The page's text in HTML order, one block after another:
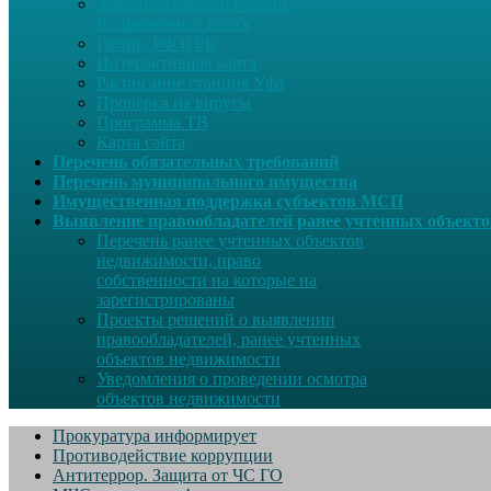
Расписание станция Уфа
Проверка на вирусы
Программа ТВ
Карта сайта
Перечень обязательных требований
Перечень муниципального имущества
Имущественная поддержка субъектов МСП
Выявление правообладателей ранее учтенных
Перечень ранее учтенных объектов
недвижимости, право
собственности на которые на
зарегистрированы
Проекты решений о выявлении
правообладателей, ранее учтенных
объектов недвижимости
Уведомления о проведении осмотра
объектов недвижимости
Прокуратура информирует
Противодействие коррупции
Антитеррор. Защита от ЧС ГО